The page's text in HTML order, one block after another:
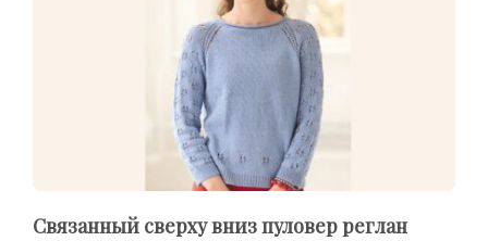
Связанный сверху вниз пуловер реглан